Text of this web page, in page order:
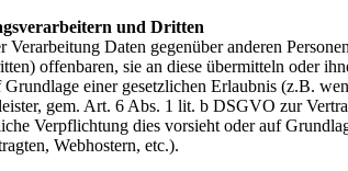
und Dritten
Verarbeitung Daten gegenüber anderen
offenbaren, sie an diese übermitteln oder
einer gesetzlichen Erlaubnis (z.B.
gem. Art. 6 Abs. 1 lit. b DSGVO zur
Verpflichtung dies vorsieht oder auf
Webhostern, etc.).